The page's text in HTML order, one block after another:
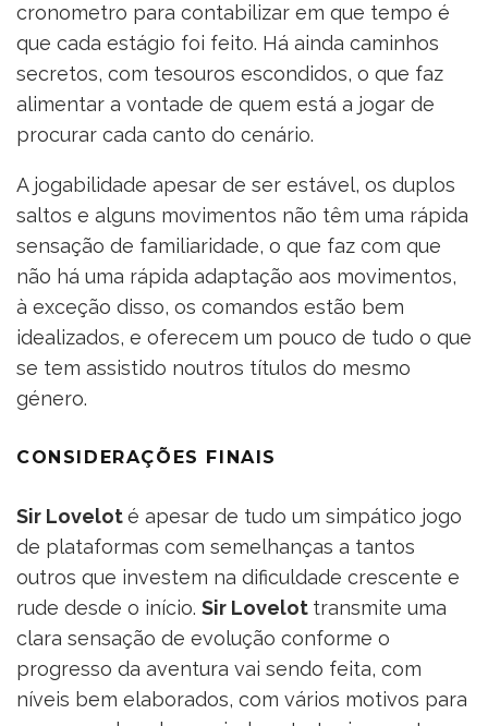
cronometro para contabilizar em que tempo é
que cada estágio foi feito. Há ainda caminhos
secretos, com tesouros escondidos, o que faz
alimentar a vontade de quem está a jogar de
procurar cada canto do cenário.
A jogabilidade apesar de ser estável, os duplos
saltos e alguns movimentos não têm uma rápida
sensação de familiaridade, o que faz com que
não há uma rápida adaptação aos movimentos,
à exceção disso, os comandos estão bem
idealizados, e oferecem um pouco de tudo o que
se tem assistido noutros títulos do mesmo
género.
CONSIDERAÇÕES FINAIS
Sir Loveloté apesar de tudo um simpático jogo
de plataformas com semelhanças a tantos
outros que investem na dificuldade crescente e
rude desde o início. Sir Lovelot transmite uma
clara sensação de evolução conforme o
progresso da aventura vai sendo feita, com
níveis bem elaborados, com vários motivos para